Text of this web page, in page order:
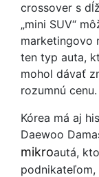
crossover s
„mini SUV“
marketingovo
ten typ auta,
mohol dávať
rozumnú cenu.
Kórea má aj
Daewoo
mikroautá,